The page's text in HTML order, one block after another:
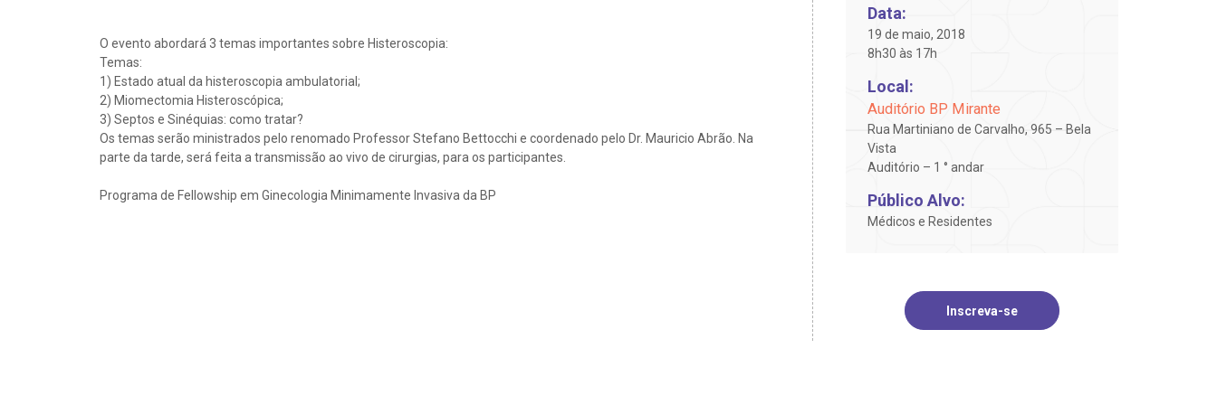
O evento abordará 3 temas importantes sobre Histeroscopia:
Temas:
1) Estado atual da histeroscopia ambulatorial;
2) Miomectomia Histeroscópica;
3) Septos e Sinéquias: como tratar?
Os temas serão ministrados pelo renomado Professor Stefano Bettocchi e coordenado pelo Dr. Mauricio Abrão. Na
parte da tarde, será feita a transmissão ao vivo de cirurgias, para os participantes.
Programa de Fellowship em Ginecologia Minimamente Invasiva da BP
Data:
19 de maio, 2018
8h30 às 17h
Local:
Auditório BP Mirante
Rua Martiniano de Carvalho, 965 – Bela
Vista
Auditório – 1 ° andar
Público Alvo:
Médicos e Residentes
Inscreva-se